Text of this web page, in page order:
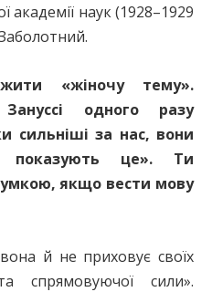
академії наук (1928–1929
«жіночу тему».
одного разу
сильніші за нас, вони
це». Ти
якщо вести мову
й не приховує своїх
спрямовуючої сили».